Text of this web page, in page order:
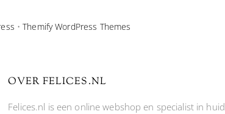
•Themify WordPress Themes
OVER FELICES.NL
Felices.nl is een online webshop en specialist in huid